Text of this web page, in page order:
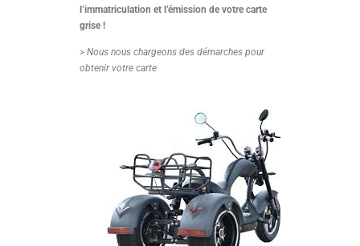
l’immatriculation et l’émission de votre carte
grise !
> Nous nous chargeons des démarches pour
obtenir votre carte